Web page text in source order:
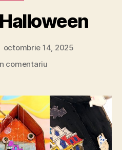
octombrie 14, 2025
comentariula